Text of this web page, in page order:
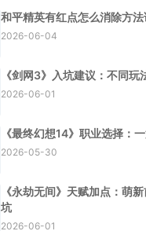
和平精英有红点怎么消除方
2026-06-04
《剑网3》入坑建议：不同玩
2026-06-01
《最终幻想14》职业选择：
2026-05-30
《永劫无间》天赋加点：萌
坑
2026-06-01